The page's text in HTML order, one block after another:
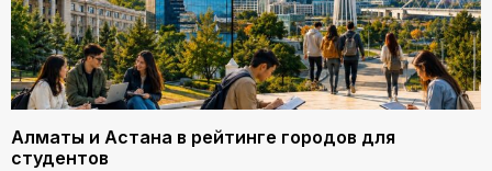
Алматы и Астана в рейтинге городов для
студентов